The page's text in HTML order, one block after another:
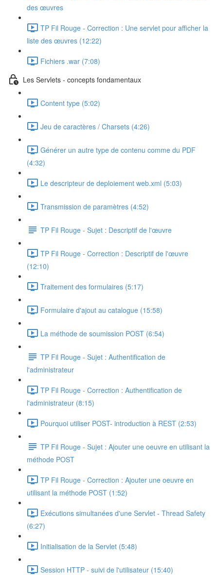
des œuvres
TP Fil Rouge - Correction : Une servlet pour afficher la
liste des œuvres (12:22)
Fichiers .war (7:08)
Les Servlets - concepts fondamentaux
Content type (5:02)
Jeu de caractères / Charsets (4:26)
Générer un autre type de contenu comme du PDF
(4:32)
Le descripteur de deploiement web.xml (5:03)
Transmission de paramètres (4:52)
TP Fil Rouge - Sujet : Descriptif de l'œuvre
TP Fil Rouge - Correction : Descriptif de l'œuvre
(12:10)
Traitement des formulaires (5:17)
Formulaire d'ajout au catalogue (15:58)
La méthode de soumission POST (6:54)
TP Fil Rouge - Sujet : Authentification de
l'administrateur
TP Fil Rouge - Correction : Authentification de
l'administrateur (8:15)
Pourquoi utiliser POST- introduction à REST (2:53)
TP Fil Rouge - Sujet : Ajouter une oeuvre en utilisant la
méthode POST
TP Fil Rouge - Correction : Ajouter une oeuvre en
utilisant la méthode POST (1:52)
Exécutions simultanées d'une Servlet - Thread Safety
(6:27)
Initialisation de la Servlet (5:48)
Session HTTP - suivi de l'utilisateur (15:40)